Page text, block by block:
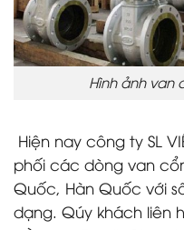
Hình ảnh van
Hiện nay công ty SL
phối các dòng van
Quốc, Hàn Quốc với
dạng. Qúy khách liên